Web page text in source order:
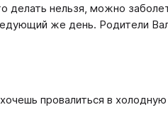
делать нельзя, можно
же день. Родители
провалиться в